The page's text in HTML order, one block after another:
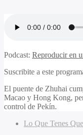
Podcast: Reproducir en
Suscribite a este
El puente de Zhuhai
Macao y Hong Kong,
control de Pekín.
Lo Que Tenes